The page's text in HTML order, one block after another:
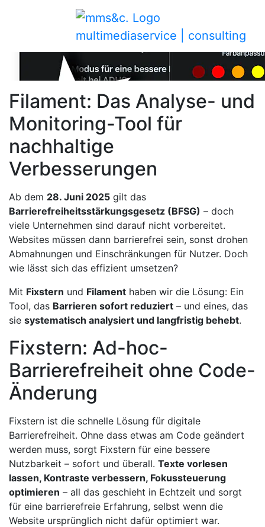
multimediaservice | consulting
Filament: Das Analyse- und
Monitoring-Tool für
nachhaltige
Verbesserungen
Ab dem 28. Juni 2025 gilt das
Barrierefreiheitsstärkungsgesetz (BFSG) – doch
viele Unternehmen sind darauf nicht vorbereitet.
Websites müssen dann barrierefrei sein, sonst drohen
Abmahnungen und Einschränkungen für Nutzer. Doch
wie lässt sich das effizient umsetzen?
Mit Fixstern und Filament haben wir die Lösung: Ein
Tool, das Barrieren sofort reduziert – und eines, das
sie systematisch analysiert und langfristig behebt.
Fixstern: Ad-hoc-
Barrierefreiheit ohne Code-
Änderung
Fixstern ist die schnelle Lösung für digitale
Barrierefreiheit. Ohne dass etwas am Code geändert
werden muss, sorgt Fixstern für eine bessere
Nutzbarkeit – sofort und überall. Texte vorlesen
lassen, Kontraste verbessern, Fokussteuerung
optimieren – all das geschieht in Echtzeit und sorgt
für eine barrierefreie Erfahrung, selbst wenn die
Website ursprünglich nicht dafür optimiert war.